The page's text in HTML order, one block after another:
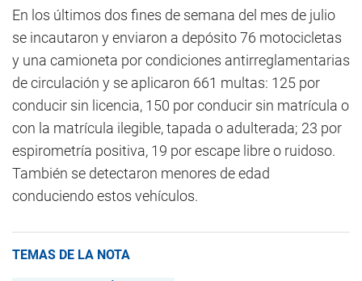
En los últimos dos fines de semana del mes de julio
se incautaron y enviaron a depósito 76 motocicletas
y una camioneta por condiciones antirreglamentarias
de circulación y se aplicaron 661 multas: 125 por
conducir sin licencia, 150 por conducir sin matrícula o
con la matrícula ilegible, tapada o adulterada; 23 por
espirometría positiva, 19 por escape libre o ruidoso.
También se detectaron menores de edad
conduciendo estos vehículos.
TEMAS DE LA NOTA